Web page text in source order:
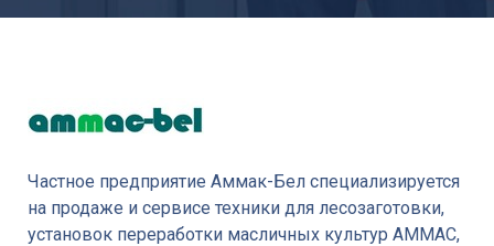
Частное предприятие Аммак-Бел специализируется
на продаже и сервисе техники для лесозаготовки,
установок переработки масличных культур AMMAC,